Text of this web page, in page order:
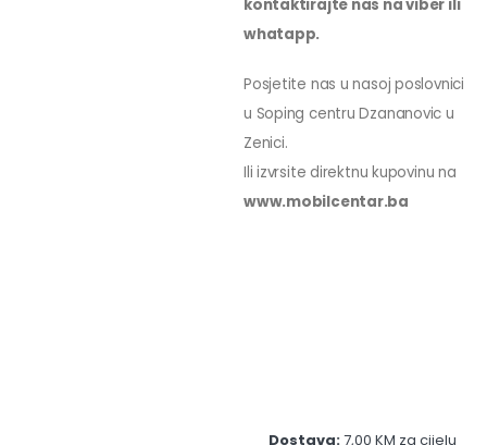
kontaktirajte nas na viber ili
whatapp.
Posjetite nas u nasoj poslovnici
u Soping centru Dzananovic u
Zenici.
Ili izvrsite direktnu kupovinu na
www.mobilcentar.ba
Dostava:7,00 KM za cijelu